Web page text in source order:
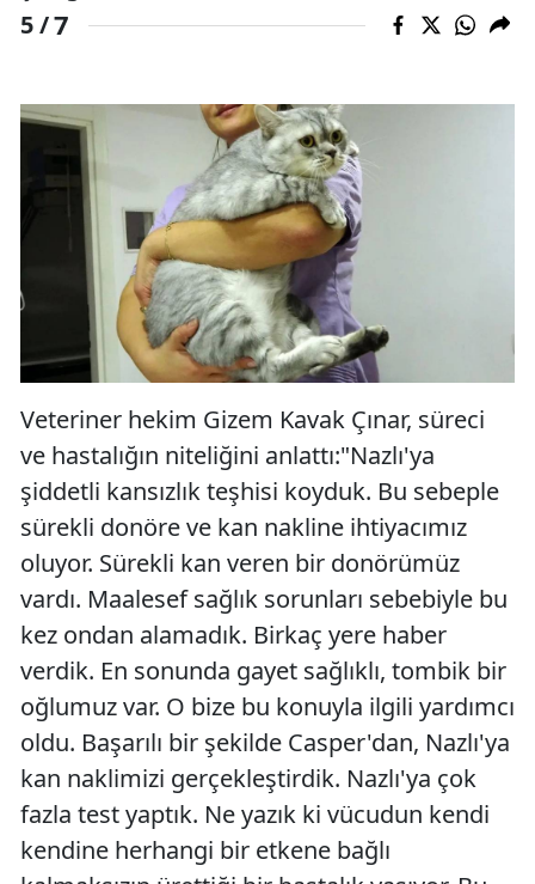
5 /7
Veteriner hekim Gizem Kavak Çınar, süreci
ve hastalığın niteliğini anlattı:"Nazlı'ya
şiddetli kansızlık teşhisi koyduk. Bu sebeple
sürekli donöre ve kan nakline ihtiyacımız
oluyor. Sürekli kan veren bir donörümüz
vardı. Maalesef sağlık sorunları sebebiyle bu
kez ondan alamadık. Birkaç yere haber
verdik. En sonunda gayet sağlıklı, tombik bir
oğlumuz var. O bize bu konuyla ilgili yardımcı
oldu. Başarılı bir şekilde Casper'dan, Nazlı'ya
kan naklimizi gerçekleştirdik. Nazlı'ya çok
fazla test yaptık. Ne yazık ki vücudun kendi
kendine herhangi bir etkene bağlı